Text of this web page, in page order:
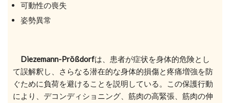
可動性の喪失
姿勢異常
Diezemann-Prößdorfは、患者が症状を身体的危険とし
て誤解釈し、さらなる潜在的な身体的損傷と疼痛増強を防
ぐために負荷を避けることを説明している。この保護行動
により、デコンディショニング、筋肉の高緊張、筋肉の伸